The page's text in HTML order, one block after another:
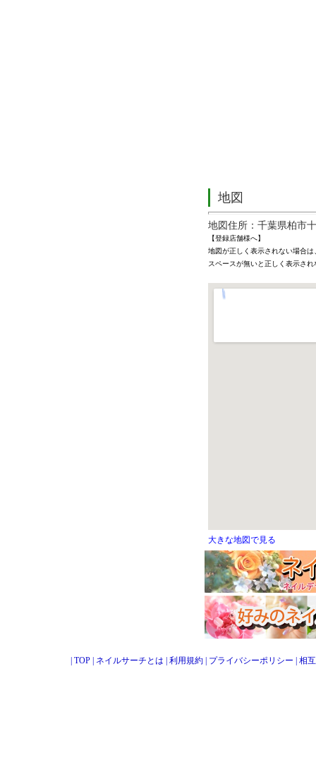
地図
地図住所：千葉県柏市
【登録店舗様へ】
地図が正しく表示されない場合
スペースが無いと正しく表示さ
大きな地図で見る
TOP ネイルサーチとは 利用規約 プライバシーポリシー 相